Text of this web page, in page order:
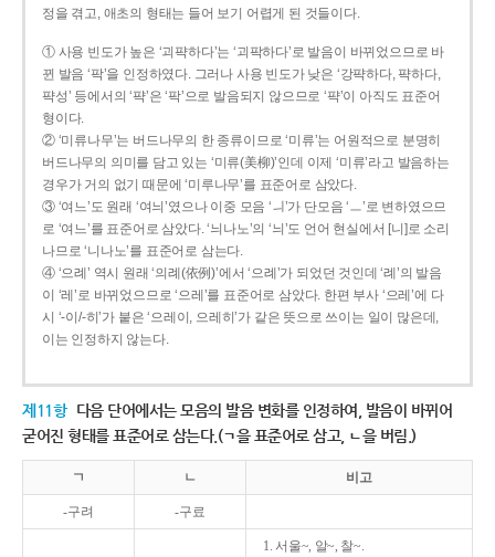
정을 겪고, 애초의 형태는 들어 보기 어렵게 된 것들이다.
① 사용 빈도가 높은 ‘괴퍅하다’는 ‘괴팍하다’로 발음이 바뀌었으므로 바
뀐 발음 ‘팍’을 인정하였다. 그러나 사용 빈도가 낮은 ‘강퍅하다, 퍅하다,
퍅성’ 등에서의 ‘퍅’은 ‘팍’으로 발음되지 않으므로 ‘퍅’이 아직도 표준어
형이다.
② ‘미류나무’는 버드나무의 한 종류이므로 ‘미류’는 어원적으로 분명히
버드나무의 의미를 담고 있는 ‘미류(美柳)’인데 이제 ‘미류’라고 발음하는
경우가 거의 없기 때문에 ‘미루나무’를 표준어로 삼았다.
③ ‘여느’도 원래 ‘여늬’였으나 이중 모음 ‘ㅢ’가 단모음 ‘ㅡ’로 변하였으므
로 ‘여느’를 표준어로 삼았다. ‘늬나노’의 ‘늬’도 언어 현실에서 [니]로 소리
나므로 ‘니나노’를 표준어로 삼는다.
④ ‘으례’ 역시 원래 ‘의례(依例)’에서 ‘으례’가 되었던 것인데 ‘례’의 발음
이 ‘레’로 바뀌었으므로 ‘으레’를 표준어로 삼았다. 한편 부사 ‘으레’에 다
시 ‘-이/-히’가 붙은 ‘으레이, 으레히’가 같은 뜻으로 쓰이는 일이 많은데,
이는 인정하지 않는다.
제11항 다음 단어에서는 모음의 발음 변화를 인정하여, 발음이 바뀌어
굳어진 형태를 표준어로 삼는다.(ㄱ을 표준어로 삼고, ㄴ을 버림.)
ㄱ ㄴ 비고
-구려 -구료
1. 서울~, 알~, 찰~.